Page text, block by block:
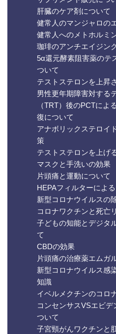
肝臓のケア剤について
健常人のマンジャロの
健常人へのメトホルミ
珈琲のアンチエイジン
5α還元酵素阻害薬のテ
ついて
テストステロンを上昇
男性更年期障害対する
（TRT）後のPCTによ
復について
アナボリックステロイ
策
テストステロンを上げ
マスクと手洗いの効果
片頭痛と運動について
HEPAフィルターによ
新型コロナウイルスの
コロナワクチンと死亡
子どもの知能とデジタ
て
CBDの効果
片頭痛の治療薬エムガ
新型コロナウイルス感
知識
イベルメクチンのコロ
コンセンサスVSエビ
ついて
子宮頸がんワクチンと